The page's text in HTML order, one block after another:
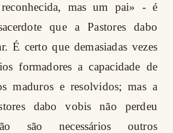
mas um pai» - é
que a Pastores dabo
É certo que demasiadas vezes
formadores a capacidade de
maduros e resolvidos; mas a
dabo vobis não perdeu
são necessários outros